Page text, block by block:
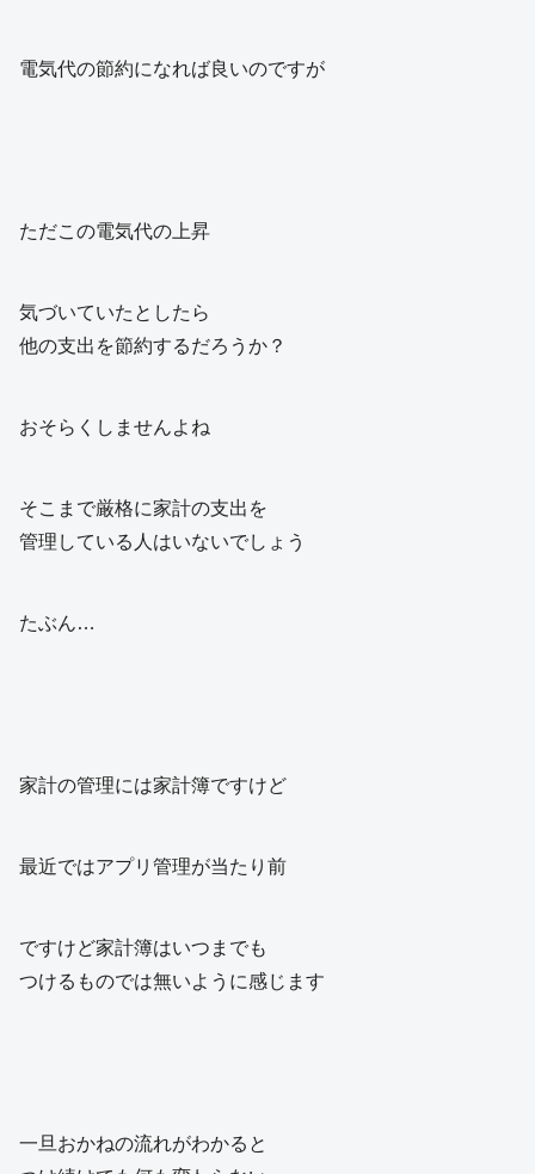
電気代の節約になれば良いのですが
ただこの電気代の上昇
気づいていたとしたら
他の支出を節約するだろうか？
おそらくしませんよね
そこまで厳格に家計の支出を
管理している人はいないでしょう
たぶん…
家計の管理には家計簿ですけど
最近ではアプリ管理が当たり前
ですけど家計簿はいつまでも
つけるものでは無いように感じます
一旦おかねの流れがわかると